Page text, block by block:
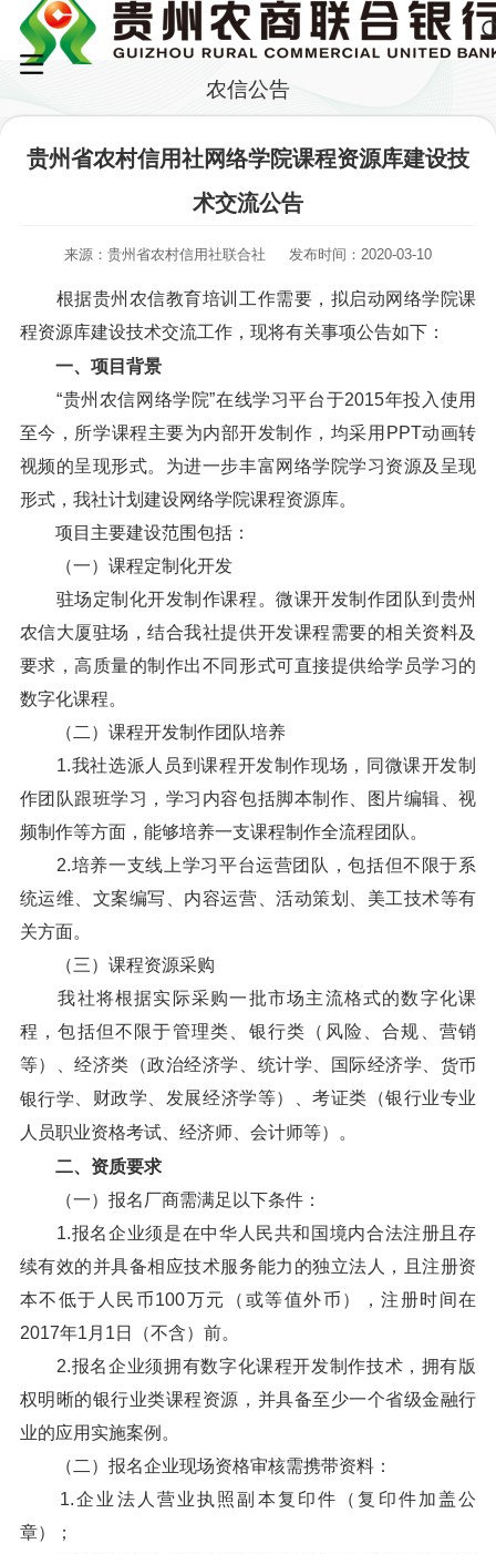
农信公告
贵州省农村信用社网络学院课程资源库建设技
术交流公告
来源：贵州省农村信用社联合社 发布时间：2020-03-10
根据贵州农信教育培训工作需要，拟启动网络学院课
程资源库建设技术交流工作，现将有关事项公告如下：
一、项目背景
“贵州农信网络学院”在线学习平台于2015年投入使用
至今，所学课程主要为内部开发制作，均采用PPT动画转
视频的呈现形式。为进一步丰富网络学院学习资源及呈现
形式，我社计划建设网络学院课程资源库。
项目主要建设范围包括：
（一）课程定制化开发
驻场定制化开发制作课程。微课开发制作团队到贵州
农信大厦驻场，结合我社提供开发课程需要的相关资料及
要求，高质量的制作出不同形式可直接提供给学员学习的
数字化课程。
（二）课程开发制作团队培养
1.我社选派人员到课程开发制作现场，同微课开发制
作团队跟班学习，学习内容包括脚本制作、图片编辑、视
频制作等方面，能够培养一支课程制作全流程团队。
2.培养一支线上学习平台运营团队，包括但不限于系
统运维、文案编写、内容运营、活动策划、美工技术等有
关方面。
（三）课程资源采购
我社将根据实际采购一批市场主流格式的数字化课
程，包括但不限于管理类、银行类（风险、合规、营销
等）、经济类（政治经济学、统计学、国际经济学、 货币
银行学 、财政学、发展经济学等）、考证类（银行业专业
人员职业资格考试、经济师、会计师等）。
二、资质要求
（一）报名厂商需满足以下条件：
1.报名企业须是在中华人民共和国境内合法注册且存
续有效的并具备相应技术服务能力的独立法人，且注册资
本不低于人民币100万元（或等值外币），注册时间在
2017年1月1日（不含）前。
2.报名企业须拥有数字化课程开发制作技术，拥有版
权明晰的银行业类课程资源，并具备至少一个省级金融行
业的应用实施案例。
（二）报名企业现场资格审核需携带资料：
1.企业法人营业执照副本复印件（复印件加盖公
章）；